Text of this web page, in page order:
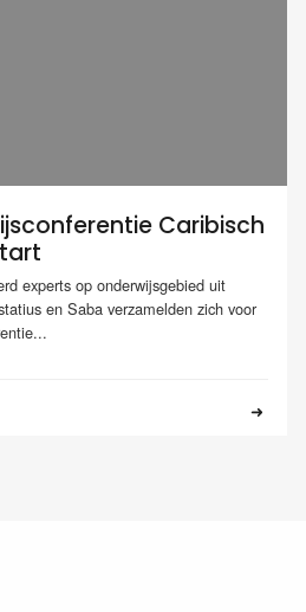
Caribisch
experts op onderwijsgebied uit
en Saba verzamelden zich voor